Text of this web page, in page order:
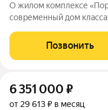
О жилом комплексе
современный дом
баланс между
Виды на Каму и близость
Позвонить
6 351 000 ₽
от 29 613 ₽ в месяц